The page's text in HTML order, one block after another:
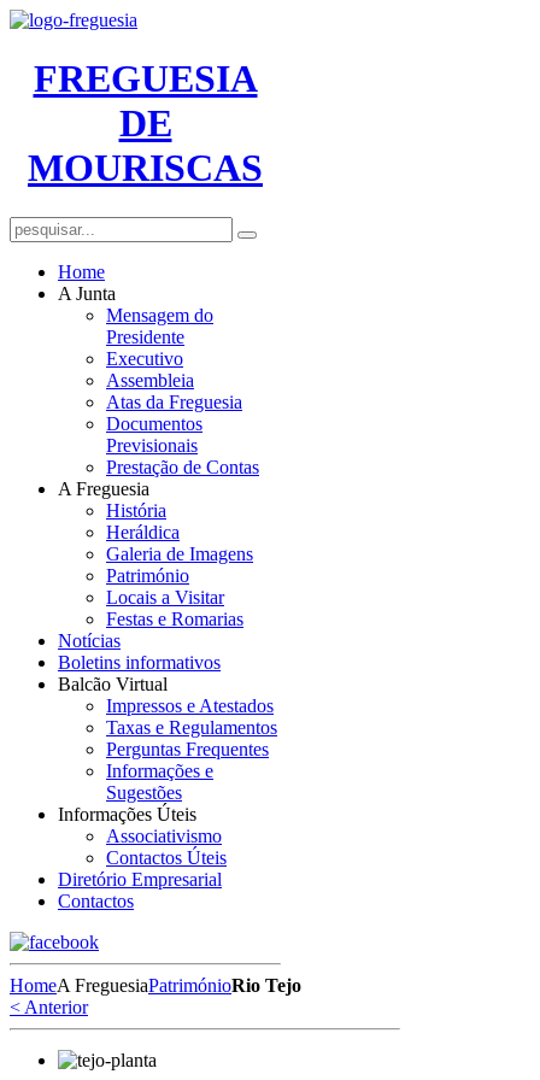
FREGUESIA
DE
MOURISCAS
Home
A Junta
Mensagem do
Presidente
Executivo
Assembleia
Atas da Freguesia
Documentos
Previsionais
Prestação de Contas
A Freguesia
História
Heráldica
Galeria de Imagens
Património
Locais a Visitar
Festas e Romarias
Notícias
Boletins informativos
Balcão Virtual
Impressos e Atestados
Taxas e Regulamentos
Perguntas Frequentes
Informações e
Sugestões
Informações Úteis
Associativismo
Contactos Úteis
Diretório Empresarial
Contactos
HomeA FreguesiaPatrimónioRio Tejo
< Anterior